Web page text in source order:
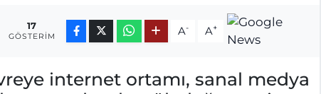
17
GÖSTERIM A- A+
internet ortamı, sanal medya